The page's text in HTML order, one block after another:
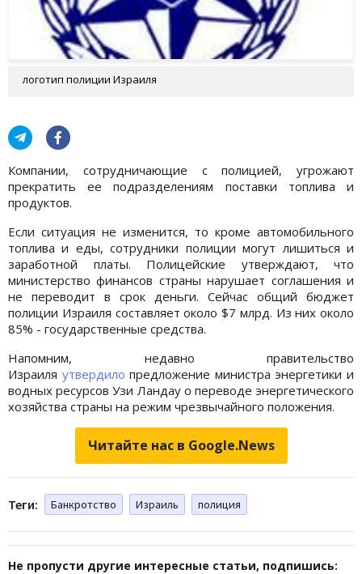
логотип полиции Израиля
Компании, сотрудничающие с полицией, угрожают
прекратить ее подразделениям поставки топлива и
продуктов.
Если ситуация не изменится, то кроме автомобильного
топлива и еды, сотрудники полиции могут лишиться и
заработной платы. Полицейские утверждают, что
министерство финансов страны нарушает соглашения и
не переводит в срок деньги. Сейчас общий бюджет
полиции Израиля составляет около $7 млрд. Из них около
85% - государственные средства.
Напомним, недавно правительство
Израиля утвердило предложение министра энергетики и
водных ресурсов Узи Ландау о переводе энергетического
хозяйства страны на режим чрезвычайного положения.
Читайте нас в Google.News
Теги: Банкротство Израиль полиция
Не пропусти другие интересные статьи, подпишись: